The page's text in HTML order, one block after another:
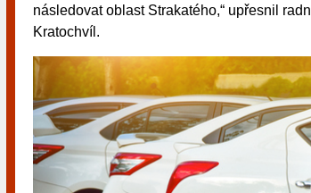
následovat oblast Strakatého,“ upřesnil
Kratochvíl.
návštěvníky, tak pro příležitostné hráče. V...